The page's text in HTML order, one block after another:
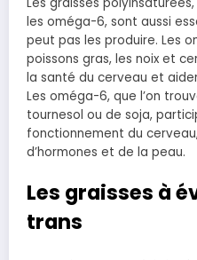
les oméga-6, sont aussi
peut pas les produire. Les
poissons gras, les noix et
la santé du cerveau et
Les oméga-6, que l’on
tournesol ou de soja,
fonctionnement du
d’hormones et de la peau.
Les graisses à
trans